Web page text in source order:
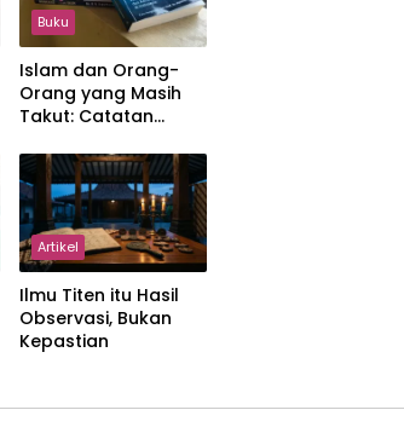
Buku
Islam dan Orang-
Orang yang Masih
Takut: Catatan
Kemajemukan, dan
Negara dalam
Pemikiran Masykuri
Abdillah
Artikel
Ilmu Titen itu Hasil
Observasi, Bukan
Kepastian